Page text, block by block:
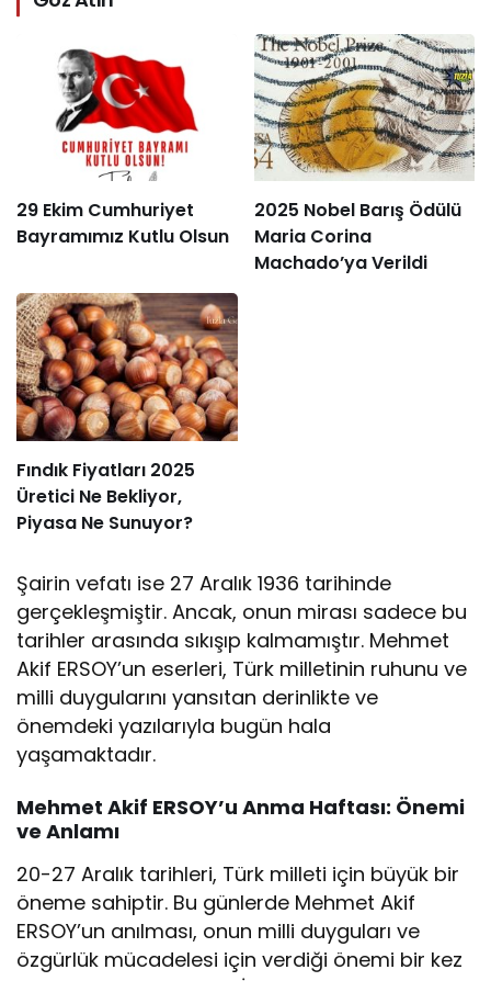
29 Ekim Cumhuriyet
Bayramımız Kutlu Olsun
2025 Nobel Barış Ödülü
Maria Corina
Machado’ya Verildi
Fındık Fiyatları 2025
Üretici Ne Bekliyor,
Piyasa Ne Sunuyor?
Şairin vefatı ise 27 Aralık 1936 tarihinde
gerçekleşmiştir. Ancak, onun mirası sadece bu
tarihler arasında sıkışıp kalmamıştır. Mehmet
Akif ERSOY’un eserleri, Türk milletinin ruhunu ve
milli duygularını yansıtan derinlikte ve
önemdeki yazılarıyla bugün hala
yaşamaktadır.
Mehmet Akif ERSOY’u Anma Haftası: Önemi
ve Anlamı
20-27 Aralık tarihleri, Türk milleti için büyük bir
öneme sahiptir. Bu günlerde Mehmet Akif
ERSOY’un anılması, onun milli duyguları ve
özgürlük mücadelesi için verdiği önemi bir kez